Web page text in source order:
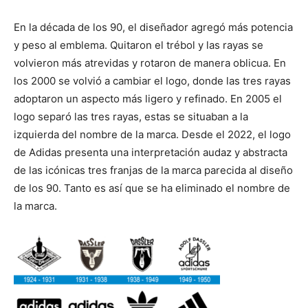
En la década de los 90, el diseñador agregó más potencia
y peso al emblema. Quitaron el trébol y las rayas se
volvieron más atrevidas y rotaron de manera oblicua. En
los 2000 se volvió a cambiar el logo, donde las tres rayas
adoptaron un aspecto más ligero y refinado. En 2005 el
logo separó las tres rayas, estas se situaban a la
izquierda del nombre de la marca. Desde el 2022, el logo
de Adidas presenta una interpretación audaz y abstracta
de las icónicas tres franjas de la marca parecida al diseño
de los 90. Tanto es así que se ha eliminado el nombre de
la marca.